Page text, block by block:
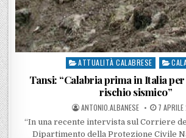
Posted in
ATTUALITÀ CALABRESE
Tansi: “Calabria prima in Italia
rischio sismico”
POSTED BY
ANTONIO.ALBANESE POSTED
7
“In una recente intervista sul Corriere
Dipartimento della Protezione Civile